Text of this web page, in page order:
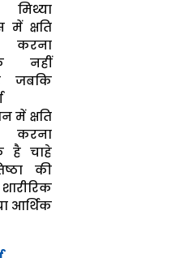
में क्षति
करना
नहीं
जबकि
में क्षति
करना
है चाहे
की
शारीरिक
आर्थिक